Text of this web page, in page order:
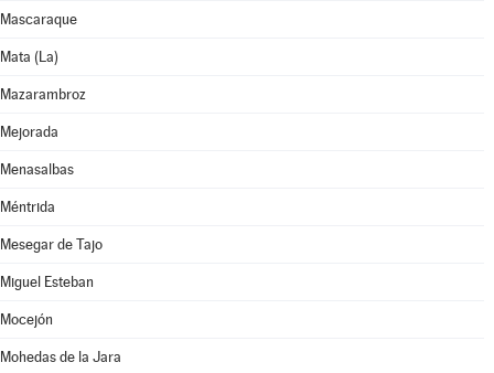
Mascaraque
Mata (La)
Mazarambroz
Mejorada
Menasalbas
Méntrida
Mesegar de Tajo
Miguel Esteban
Mocejón
Mohedas de la Jara